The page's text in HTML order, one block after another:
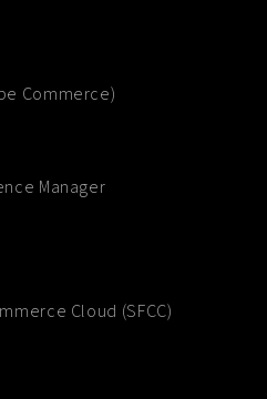
Commerce)
Manager
Cloud (SFCC)